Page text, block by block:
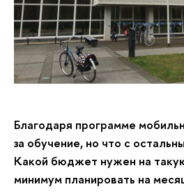
Благодаря программе
за обучение, но что с
Какой бюджет нужен на
минимум планировать на